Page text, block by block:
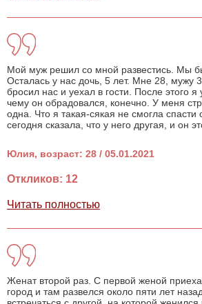
Мой муж решил со мной развестись. Мы
Осталась у нас дочь, 5 лет. Мне 28, мужу
бросил нас и уехал в гости. После этого я
чему он обрадовался, конечно. У меня
одна. Что я такая-сякая не смогла
сегодня сказала, что у него другая, и он
Юлия, возраст: 28 / 05.01.2021
Откликов: 12
Читать полностью
Женат второй раз. С первой женой
город и там развелся около пяти лет